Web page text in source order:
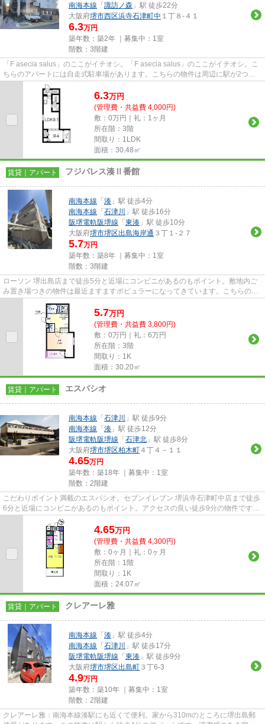
南海本線 「 諏訪ノ森 」駅 徒歩22分
大阪府堺市西区浜寺石津町中 １丁８-４１
6.3万円
築年数：築2年 ｜募集中： 1室
階数：3階建
「F asecia salus」のここがイチオシ。「F asecia salus」のここがイチオシ。こ
ちらのアパートには自走式駐車場があります。こちらの物件は周辺に駅が2つあ
るので電車へのアクセスが便...
6.3万円
(管理費・共益費 4,000円)
敷：0万円｜礼：1ヶ月
所在階：3階
間取り：1LDK
面積：30.48㎡
賃貸｜アパート フジパレス湊Ⅱ番館
南海本線 「 湊 」駅 徒歩4分
南海本線 「 石津川
」駅 徒歩16分
阪堺電軌阪堺線 「 東湊 」駅 徒歩10分
大阪府堺市堺区出島海岸通 ３丁１-２７
5.7万円
築年数：築8年 ｜募集中： 1室
階数：3階建
ローソン 堺出島店まで徒歩5分と近場にコンビニがあるのもポイント。敷地内ご
み置き場つきの物件は最近ますますポピュラーになってきています。こちらの物
件は2駅が近くにあり便利です...
5.7万円
(管理費・共益費 3,800円)
敷：0万円｜礼：6万円
所在階：3階
間取り：1K
面積：30.20㎡
賃貸｜アパート エスパシオ
南海本線 「 石津川
」駅 徒歩9分
南海本線 「 湊 」駅 徒歩12分
阪堺電軌阪堺線 「 石津北 」駅 徒歩8分
大阪府堺市堺区柏木町 ４丁４－１１
4.65万円
築年数：築18年 ｜募集中： 1室
階数：2階建
こだわりポイント満載のエスパシオ。セブンイレブン 堺浜寺石津町中店まで徒歩
6分と近場にコンビニがあるのもポイント。アクセスの良い徒歩9分の物件です。
こちらの物件は周辺に駅が2...
4.65万円
(管理費・共益費 4,300円)
敷：0ヶ月｜礼：0ヶ月
所在階：1階
間取り：1K
面積：24.07㎡
賃貸｜アパート クレアーレ雅
南海本線 「 湊 」駅 徒歩4分
南海本線 「 石津川
」駅 徒歩17分
阪堺電軌阪堺線 「 東湊 」駅 徒歩9分
大阪府堺市堺区出島町 ３丁6-3
4.9万円
築年数：築10年 ｜募集中： 1室
階数：2階建
クレアーレ雅：南海本線湊駅にも近くて便利。家から310mのところに堺出島郵